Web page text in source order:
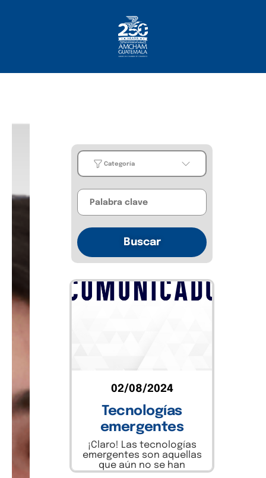
Categoría
Business
Insights
Uncategorized
Buscar
02/08/2024
Tecnologías
emergentes
¡Claro! Las tecnologías
emergentes son aquellas
que aún no se han
desarrollado o aplicado